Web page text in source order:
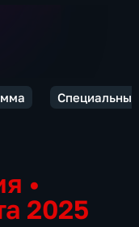
•
2025